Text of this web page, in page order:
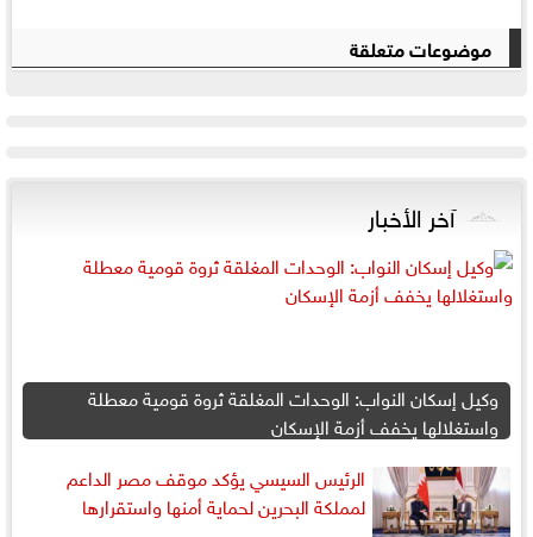
موضوعات متعلقة
آخر الأخبار
وكيل إسكان النواب: الوحدات المغلقة ثروة قومية معطلة
واستغلالها يخفف أزمة الإسكان
الرئيس السيسي يؤكد موقف مصر الداعم
لمملكة البحرين لحماية أمنها واستقرارها